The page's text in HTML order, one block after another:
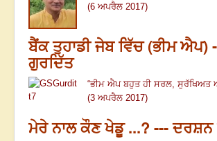
(6 ਅਪਰੈਲ 2017)
ਬੈਂਕ ਤੁਹਾਡੀ ਜੇਬ ਵਿੱਚ (ਭੀਮ ਐਪ)
ਗੁਰਦਿੱਤ
“ਭੀਮ ਐਪ ਬਹੁਤ ਹੀ ਸਰਲ, ਸੁਰੱਖਿਅਤ
(3 ਅਪਰੈਲ 2017)
ਮੇਰੇ ਨਾਲ ਕੌਣ ਖੇਡੂ ...? --- ਦਰਸ਼ਨ